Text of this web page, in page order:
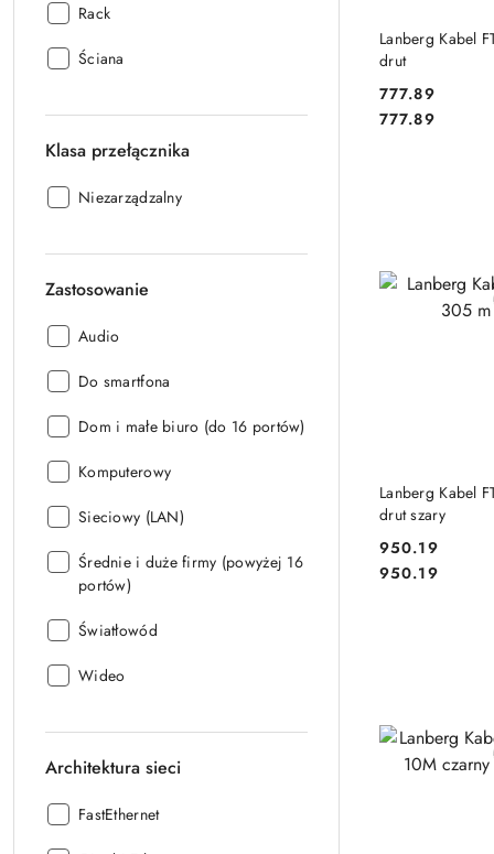
Montaż:
Rack
Montaż:
Ściana
Klasa przełącznika
Klasa
Niezarządzalny
Zastosowanie
Zastosowanie:
Audio
Zastosowanie:
Do smartfona
Zastosowanie:
Dom i małe biuro (do 16 portów)
Zastosowanie:
Komputerowy
Zastosowanie:
Sieciowy (LAN)
Zastosowanie:
Średnie i duże firmy (powyżej 16
portów)
Zastosowanie:
Światłowód
Zastosowanie:
Wideo
Architektura sieci
Architektura
FastEthernet
Lanberg Kabel
drut
Cena:
777.89
Cena:
777.89
Lanberg Kabel
drut szary
Cena:
950.19
Cena:
950.19